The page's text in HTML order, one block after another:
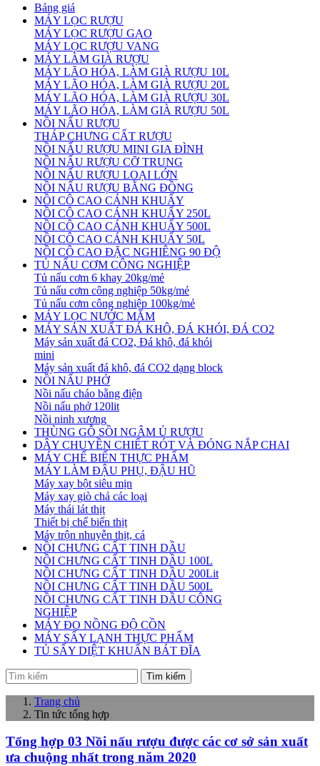
Bảng giá
MÁY LỌC RƯỢU
MÁY LỌC RƯỢU GẠO
MÁY LỌC RƯỢU VANG
MÁY LÀM GIÀ RƯỢU
MÁY LÃO HÓA, LÀM GIÀ RƯỢU 10L
MÁY LÃO HÓA, LÀM GIÀ RƯỢU 20L
MÁY LÃO HÓA, LÀM GIÀ RƯỢU 30L
MÁY LÃO HÓA, LÀM GIÀ RƯỢU 50L
NỒI NẤU RƯỢU
THÁP CHƯNG CẤT RƯỢU
NỒI NẤU RƯỢU MINI GIA ĐÌNH
NỒI NẤU RƯỢU CỠ TRUNG
NỒI NẤU RƯỢU LOẠI LỚN
NỒI NẤU RƯỢU BẰNG ĐỒNG
NỒI CÔ CAO CÁNH KHUẤY
NỒI CÔ CAO CÁNH KHUẤY 250L
NỒI CÔ CAO CÁNH KHUẤY 500L
NỒI CÔ CAO CÁNH KHUẤY 50L
NỒI CÔ CAO ĐẶC NGHIÊNG 90 ĐỘ
TỦ NẤU CƠM CÔNG NGHIỆP
Tủ nấu cơm 6 khay 20kg/mẻ
Tủ nấu cơm công nghiệp 50kg/mẻ
Tủ nấu cơm công nghiệp 100kg/mẻ
MÁY LỌC NƯỚC MẮM
MÁY SẢN XUẤT ĐÁ KHÔ, ĐÁ KHÓI, ĐÁ CO2
Máy sản xuất đá CO2, Đá khô, đá khói
mini
Máy sản xuất đá khô, đá CO2 dạng block
NỒI NẤU PHỞ
Nồi nấu cháo bằng điện
Nồi nấu phở 120lit
Nồi ninh xương
THÙNG GỖ SỒI NGÂM Ủ RƯỢU
DÂY CHUYỀN CHIẾT RÓT VÀ ĐÓNG NẮP CHAI
MÁY CHẾ BIẾN THỰC PHẨM
MÁY LÀM ĐẬU PHỤ, ĐẬU HŨ
Máy xay bột siêu mịn
Máy xay giò chả các loại
Máy thái lát thịt
Thiết bị chế biến thịt
Máy trộn nhuyễn thịt, cá
NỒI CHƯNG CẤT TINH DẦU
NỒI CHƯNG CẤT TINH DẦU 100L
NỒI CHƯNG CẤT TINH DẦU 200Lit
NỒI CHƯNG CẤT TINH DẦU 500L
NỒI CHƯNG CẤT TINH DẦU CÔNG
NGHIỆP
MÁY ĐO NỒNG ĐỘ CỒN
MÁY SẤY LẠNH THỰC PHẨM
TỦ SẤY DIỆT KHUẨN BÁT ĐĨA
Tìm kiếm
Trang chủ
Tin tức tổng hợp
Tổng hợp 03 Nồi nấu rượu được các cơ sở sản xuất
ưa chuộng nhất trong năm 2020